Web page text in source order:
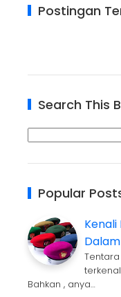
Postingan
Search This
Popular
Bahkan , anya…